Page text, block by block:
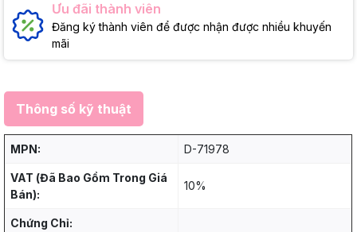
Ưu đãi thành viên
Đăng ký thành viên để được nhận được nhiều khuyến
mãi
Thông số kỹ thuật
MPN: D-71978
VAT (Đã Bao Gồm Trong Giá
Bán):
10%
Chứng Chỉ: